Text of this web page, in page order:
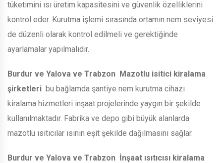
tüketimini ısı üretim kapasitesini ve güvenlik özelliklerini
kontrol eder. Kurutma işlemi sırasında ortamın nem seviyesi
de düzenli olarak kontrol edilmeli ve gerektiğinde
ayarlamalar yapılmalıdır.
Burdur ve Yalova ve Trabzon Mazotlu isitici kiralama
şirketleri bu bağlamda şantiye nem kurutma cihazı
kiralama hizmetleri inşaat projelerinde yaygın bir şekilde
kullanılmaktadır. Fabrika ve depo gibi büyük alanlarda
mazotlu ısıtıcılar ısının eşit şekilde dağılmasını sağlar.
Burdur ve Yalova ve Trabzon İnşaat ısıtıcısı kiralama